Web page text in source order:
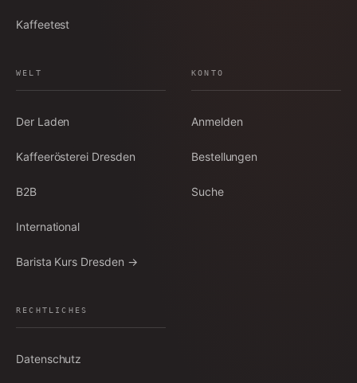
Kaffeetest
WELT
Der Laden
Kaffeerösterei Dresden
B2B
International
Barista Kurs Dresden →
KONTO
Anmelden
Bestellungen
Suche
RECHTLICHES
Datenschutz